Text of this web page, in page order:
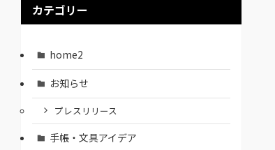
カテゴリー
home2
お知らせ
プレスリリース
手帳・文具アイデア